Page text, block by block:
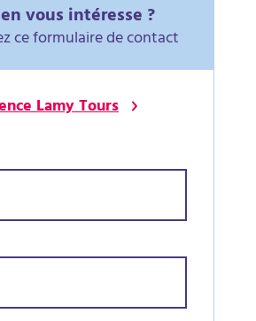
vous intéresse ?
ce formulaire de contact
Lamy Tours